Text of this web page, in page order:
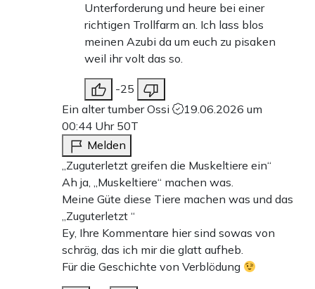
Unterforderung und heure bei einer
richtigen Trollfarm an. Ich lass blos
meinen Azubi da um euch zu pisaken
weil ihr volt das so.
-25
Ein alter tumber Ossi
19.06.2026 um
00:44 Uhr 50T
Melden
„Zuguterletzt greifen die Muskeltiere ein“
Ah ja, „Muskeltiere“ machen was.
Meine Güte diese Tiere machen was und das
„Zuguterletzt “
Ey, Ihre Kommentare hier sind sowas von
schräg, das ich mir die glatt aufheb.
Für die Geschichte von Verblödung